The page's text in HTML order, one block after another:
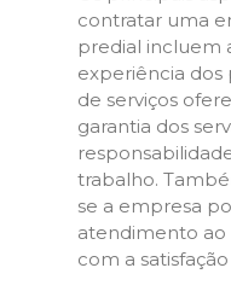
contratar uma
predial incluem
experiência dos
de serviços
garantia dos
trabalho.
se a empresa
atendimento
com a